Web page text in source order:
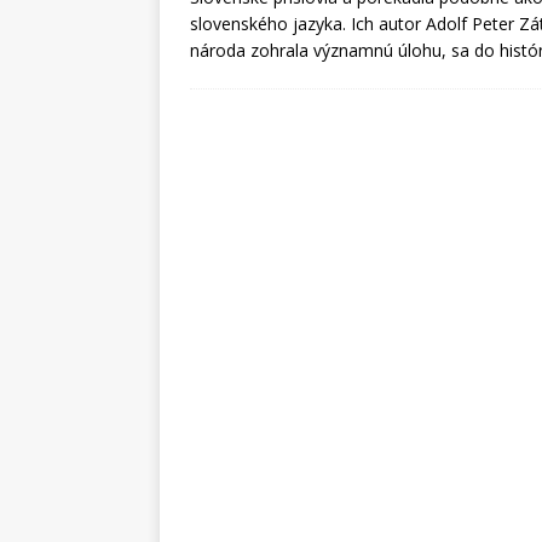
slovenského jazyka. Ich autor Adolf Peter
národa zohrala významnú úlohu, sa do